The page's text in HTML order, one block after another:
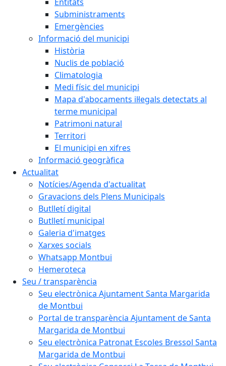
Subministraments
Emergències
Informació del municipi
Història
Nuclis de població
Climatologia
Medi físic del municipi
Mapa d'abocaments il·legals detectats al
terme municipal
Patrimoni natural
Territori
El municipi en xifres
Informació geogràfica
Actualitat
Notícies/Agenda d'actualitat
Gravacions dels Plens Municipals
Butlletí digital
Butlletí municipal
Galeria d'imatges
Xarxes socials
Whatsapp Montbui
Hemeroteca
Seu / transparència
Seu electrònica Ajuntament Santa Margarida
de Montbui
Portal de transparència Ajuntament de Santa
Margarida de Montbui
Seu electrònica Patronat Escoles Bressol Santa
Margarida de Montbui